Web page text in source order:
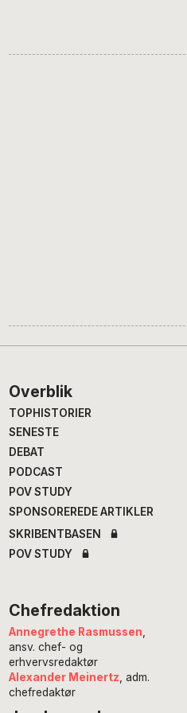
Footer
Overblik
TOPHISTORIER
SENESTE
DEBAT
PODCAST
POV STUDY
SPONSOREREDE ARTIKLER
SKRIBENTBASEN
POV STUDY
Chefredaktion
Annegrethe Rasmussen
ansv. chef- og
erhvervsredaktør
Alexander Meinertz , adm.
chefredaktør